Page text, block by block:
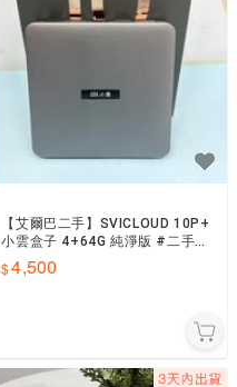
【艾爾巴二手】SVICLOUD 10P+
小雲盒子 4+64G 純淨版 #二手電
視盒#保固中#漢口店89104
4,500